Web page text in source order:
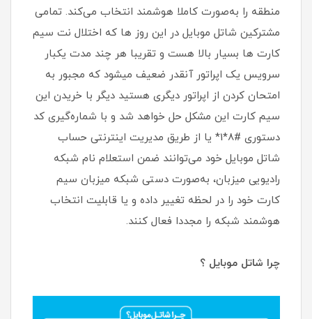
منطقه را به‏‌صورت کاملا هوشمند انتخاب می‌کند. تمامی
مشترکین شاتل موبایل در این روز ها که اختلال نت سیم
کارت ها بسیار بالا هست و تقریبا هر چند مدت یکبار
سرویس یک اپراتور آنقدر ضعیف میشود که مجبور به
امتحان کردن از اپراتور دیگری هستید دیگر با خریدن این
سیم کارت این مشکل حل خواهد شد و با شماره‌گیری کد
دستوری #8*1* یا از طریق مدیریت اینترنتی حساب
شاتل ‏‌موبایل خود می‌توانند ضمن استعلام نام شبکه
رادیویی میزبان، به‏‌صورت دستی شبکه میزبان سیم
کارت خود را در لحظه تغییر داده و یا قابلیت انتخاب
هوشمند شبکه را مجددا فعال کنند.
چرا شاتل موبایل ؟